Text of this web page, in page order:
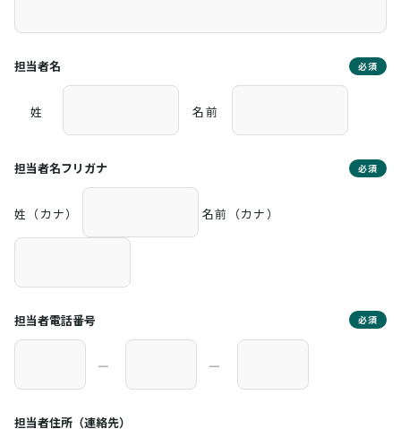
担当者名 必須
姓 名前
担当者名フリガナ 必須
姓（カナ） 名前（カナ）
担当者電話番号 必須
― ―
担当者住所（連絡先）